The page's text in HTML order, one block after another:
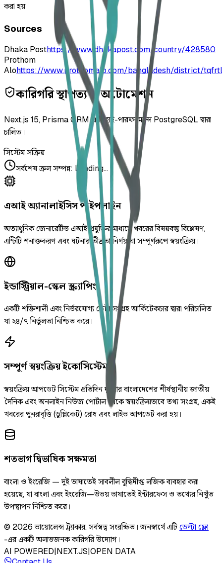
করা হয়।
Sources
Dhaka Posthttps://www.dhakapost.com/country/428580
Prothom
Alohttps://www.prothomalo.com/bangladesh/district/
কারিগরি স্থাপত্য ও অটোমেশন
Next.js 15, Prisma ORM এবং হাই-পারফরম্যান্স PostgreSQL দ্বারা
চালিত।
সিস্টেম সক্রিয়
সর্বশেষ ক্রল সম্পন্ন: Loading...
এআই অ্যানালাইসিস পাইপলাইন
অত্যাধুনিক জেনারেটিভ এআই প্রযুক্তির মাধ্যমে খবরের বিষয়বস্তু বিশ্লেষণ,
এন্টিটি শনাক্তকরণ এবং ঘটনার তীব্রতা নির্ণয় যা সম্পূর্ণরূপে স্বয়ংক্রিয়।
ইন্ডাস্ট্রিয়াল-স্কেল স্ক্র্যাপিং
একটি শক্তিশালী এবং নির্ভরযোগ্য ডেটা সংগ্রহ আর্কিটেকচার দ্বারা পরিচালিত
যা ২৪/৭ নির্ভুলতা নিশ্চিত করে।
সম্পূর্ণ স্বয়ংক্রিয় ইকোসিস্টেম
স্বয়ংক্রিয় আপডেট সিস্টেম প্রতিদিন দুইবার বাংলাদেশের শীর্ষস্থানীয় জাতীয়
দৈনিক এবং অনলাইন নিউজ পোর্টাল থেকে স্বয়ংক্রিয়ভাবে তথ্য সংগ্রহ, একই
খবরের পুনরাবৃত্তি (ডুপ্লিকেট) রোধ এবং লাইভ আপডেট করা হয়।
শতভাগ দ্বিভাষিক সক্ষমতা
বাংলা ও ইংরেজি — দুই ভাষাতেই সাবলীল বুদ্ধিদীপ্ত লজিক ব্যবহার করা
হয়েছে, যা বাংলা এবং ইংরেজি—উভয় ভাষাতেই ইন্টারফেস ও তথ্যের নিখুঁত
উপস্থাপন নিশ্চিত করে।
© 2026 ভায়োলেন্স ট্র্যাকার.সর্বস্বত্ব সংরক্ষিত। জনস্বার্থে এটিডেল্টা ফ্লো
-এর একটি অলাভজনক কারিগরি উদ্যোগ।
AI POWERED|NEXT.JS|OPEN DATA